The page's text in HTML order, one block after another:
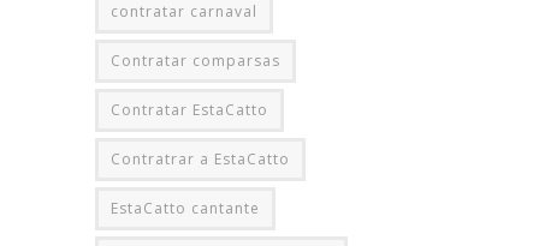
contratar carnaval
Contratar comparsas
Contratar EstaCatto
Contratrar a EstaCatto
EstaCatto cantante